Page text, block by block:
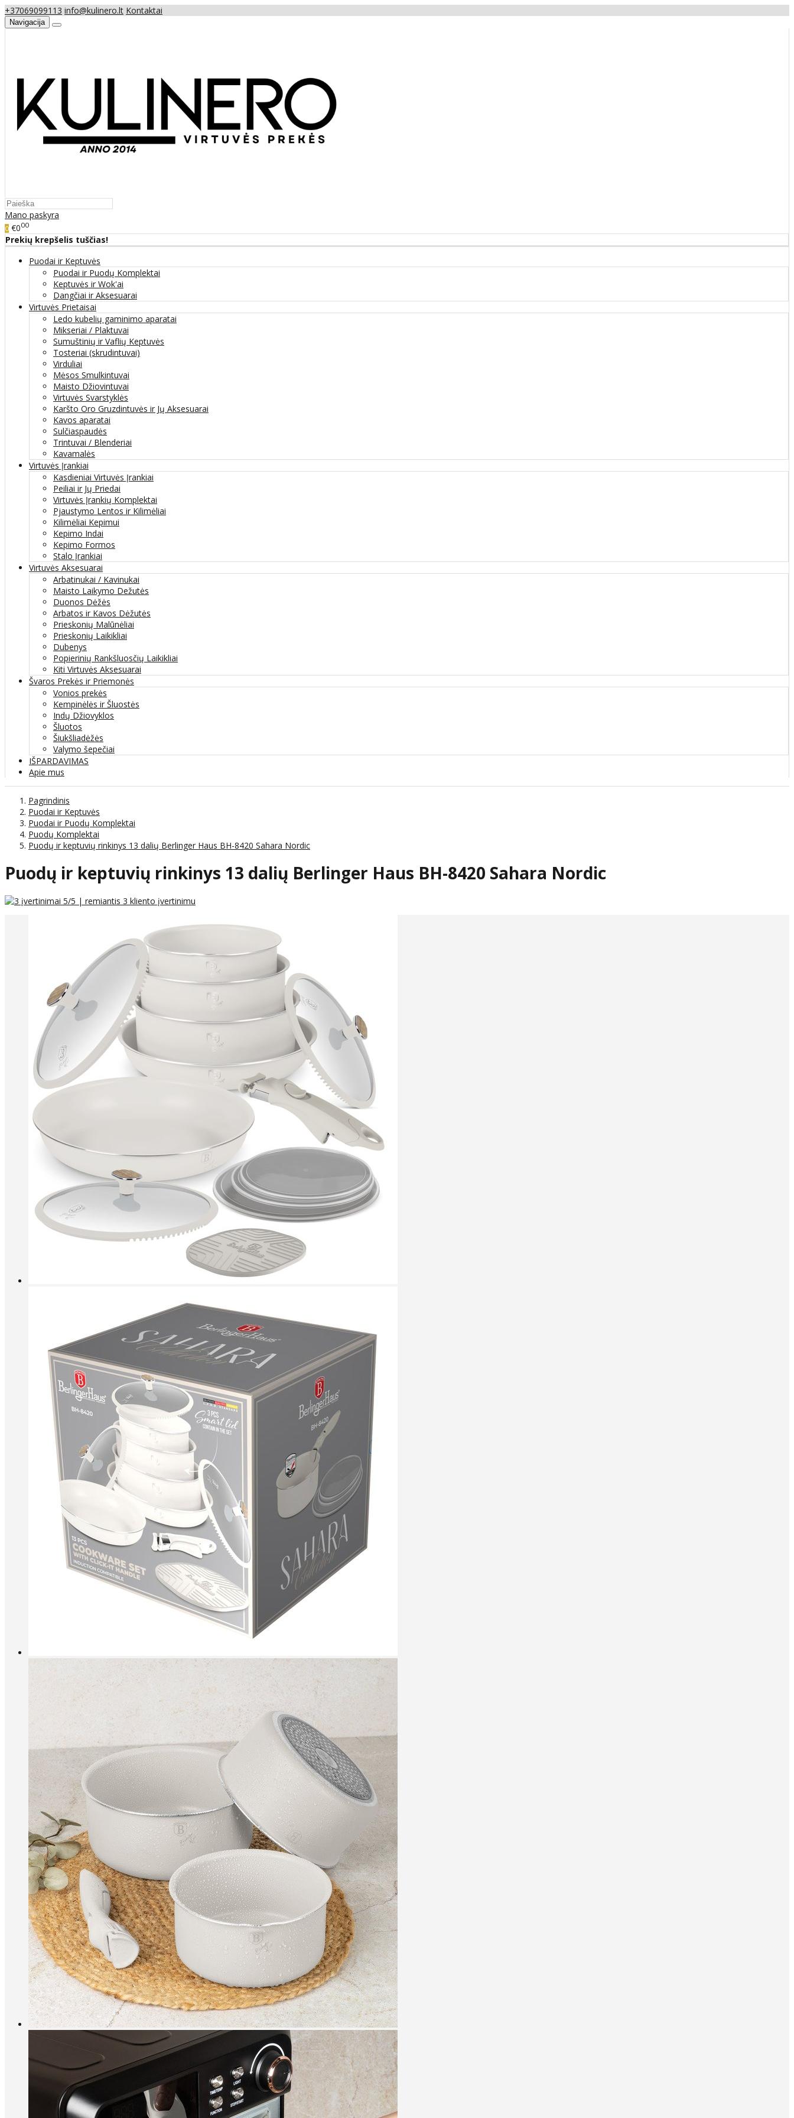
+37069099113 info@kulinero.lt Kontaktai
Navigacija
Mano paskyra
0 €000
Prekių krepšelis tuščias!
Puodai ir Keptuvės
Puodai ir Puodų Komplektai
Keptuvės ir Wok'ai
Dangčiai ir Aksesuarai
Virtuvės Prietaisai
Ledo kubelių gaminimo aparatai
Mikseriai / Plaktuvai
Sumuštinių ir Vaflių Keptuvės
Tosteriai (skrudintuvai)
Virduliai
Mėsos Smulkintuvai
Maisto Džiovintuvai
Virtuvės Svarstyklės
Karšto Oro Gruzdintuvės ir Jų Aksesuarai
Kavos aparatai
Sulčiaspaudės
Trintuvai / Blenderiai
Kavamalės
Virtuvės Įrankiai
Kasdieniai Virtuvės Įrankiai
Peiliai ir Jų Priedai
Virtuvės Įrankių Komplektai
Pjaustymo Lentos ir Kilimėliai
Kilimėliai Kepimui
Kepimo Indai
Kepimo Formos
Stalo Įrankiai
Virtuvės Aksesuarai
Arbatinukai / Kavinukai
Maisto Laikymo Dežutės
Duonos Dėžės
Arbatos ir Kavos Dėžutės
Prieskonių Malūnėliai
Prieskonių Laikikliai
Dubenys
Popierinių Rankšluosčių Laikikliai
Kiti Virtuvės Aksesuarai
Švaros Prekės ir Priemonės
Vonios prekės
Kempinėlės ir Šluostės
Indų Džiovyklos
Šluotos
Šiukšliadėžės
Valymo šepečiai
IŠPARDAVIMAS
Apie mus
Pagrindinis
Puodai ir Keptuvės
Puodai ir Puodų Komplektai
Puodų Komplektai
Puodų ir keptuvių rinkinys 13 dalių Berlinger Haus BH-8420 Sahara Nordic
Puodų ir keptuvių rinkinys 13 dalių Berlinger Haus BH-8420 Sahara Nordic
5/5 | remiantis 3 kliento įvertinimu